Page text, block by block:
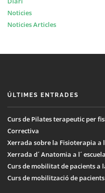
Noticies
Noticies Articles
ÚLTIMES ENTRADES
Curs de Pilates terapeutic per
Correctiva
Xerrada sobre la Fisioterapia a
Xerrada d´ Anatomia a l´
Curs de mobilitat de pacients a
Curs de mobilització de